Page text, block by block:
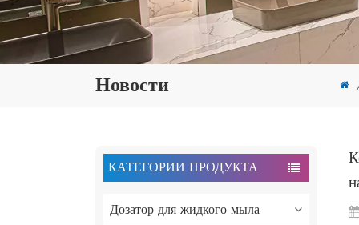
Новости
КАТЕГОРИИ ПРОДУКТА
Дозатор для жидкого мыла